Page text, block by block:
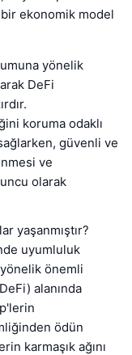
ekonomik model
yönelik
DeFi
koruma odaklı
güvenli ve
ve
olarak
yaşanmıştır?
uyumluluk
önemli
alanında
ödün
karmaşık ağını